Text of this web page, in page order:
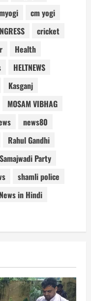
cm yogi
cricket
Health
HELTNEWS
Kasganj
MOSAM VIBHAG
news80
Rahul Gandhi
Samajwadi Party
shamli police
in Hindi